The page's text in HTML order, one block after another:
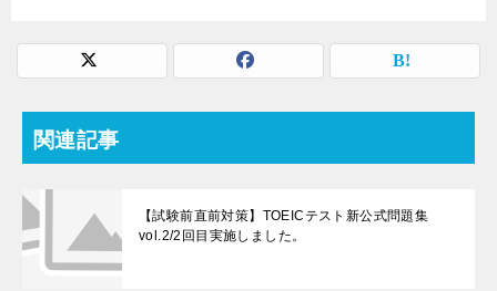
関連記事
【試験前直前対策】TOEICテスト新公式問題集
vol.2/2回目実施しました。